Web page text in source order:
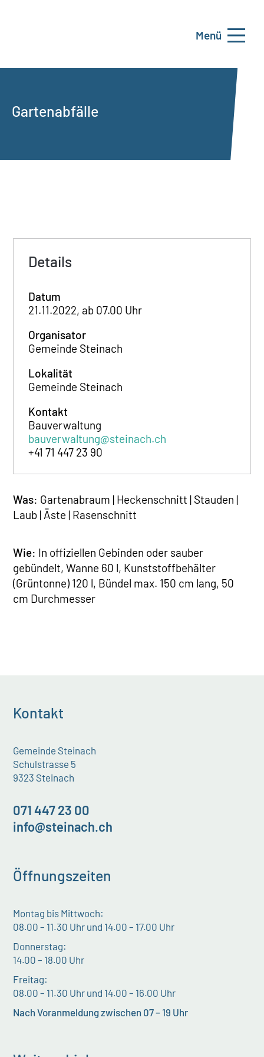
Menü
Gartenabfälle
Details
Datum
21.11.2022, ab 07.00 Uhr
Organisator
Gemeinde Steinach
Lokalität
Gemeinde Steinach
Kontakt
Bauverwaltung
bauverwaltung@steinach.ch
+41 71 447 23 90
Was: Gartenabraum | Heckenschnitt | Stauden |
Laub | Äste | Rasenschnitt
Wie: In offiziellen Gebinden oder sauber
gebündelt, Wanne 60 l, Kunststoffbehälter
(Grüntonne) 120 l, Bündel max. 150 cm lang, 50
cm Durchmesser
Kontakt
Gemeinde Steinach
Schulstrasse 5
9323 Steinach
071 447 23 00
info@steinach.ch
Öffnungszeiten
Montag bis Mittwoch:
08.00 – 11.30 Uhr und 14.00 – 17.00 Uhr
Donnerstag:
14.00 – 18.00 Uhr
Freitag:
08.00 – 11.30 Uhr und 14.00 – 16.00 Uhr
Nach Voranmeldung zwischen 07 – 19 Uhr